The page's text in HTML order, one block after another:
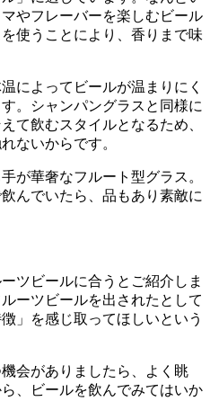
やフレーバーを楽しむビール
使うことにより、香りまで味
によってビールが温まりにく
。シャンパングラスと同様に
て飲むスタイルとなるため、
ないからです。
が華奢なフルート型グラス。
んでいたら、品もあり素敵に
ツビールに合うとご紹介しま
ーツビールを出されたとして
」を感じ取ってほしいという
会がありましたら、よく眺
、ビールを飲んでみてはいか